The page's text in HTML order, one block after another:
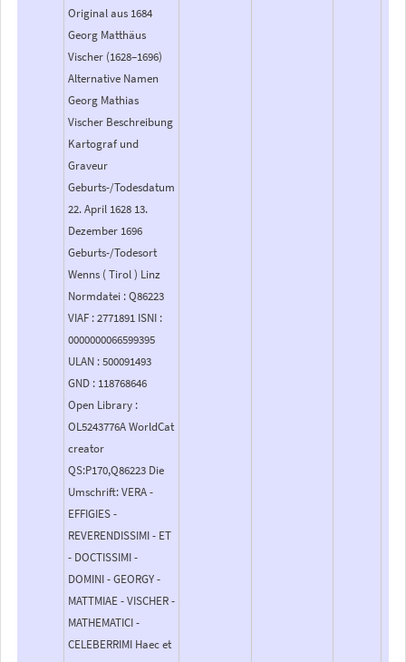
Original aus 1684
Georg Matthäus
Vischer (1628–1696)
Alternative Namen
Georg Mathias
Vischer Beschreibung
Kartograf und
Graveur
Geburts-/Todesdatum
22. April 1628 13.
Dezember 1696
Geburts-/Todesort
Wenns ( Tirol ) Linz
Normdatei : Q86223
VIAF : 2771891 ISNI :
0000000066599395
ULAN : 500091493
GND : 118768646
Open Library :
OL5243776A WorldCat
creator
QS:P170,Q86223 Die
Umschrift: VERA -
EFFIGIES -
REVERENDISSIMI - ET
- DOCTISSIMI -
DOMINI - GEORGY -
MATTMIAE - VISCHER -
MATHEMATICI -
CELEBERRIMI Haec et